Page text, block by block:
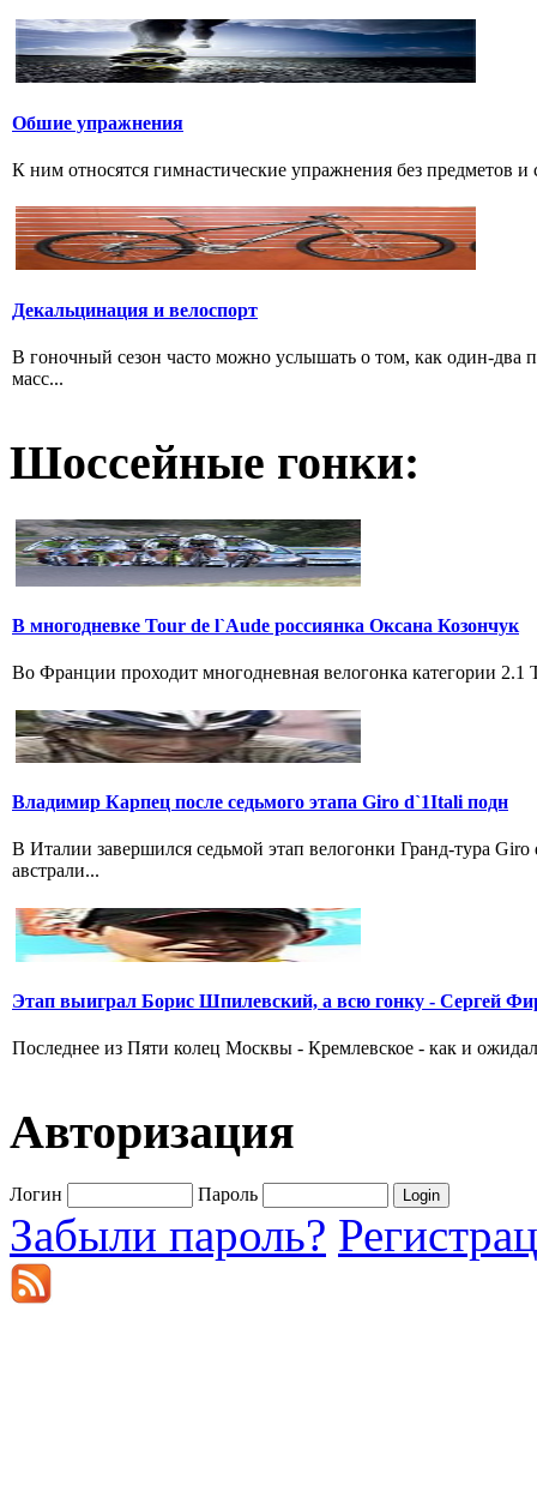
Обшие упражнения
К ним относятся гимнастические упражнения без предметов
Декальцинация и велоспорт
В гоночный сезон часто можно услышать о том, как один-два
масс...
Шоссейные гонки:
В многодневке Tour de l`Aude россиянка Оксана Козончук
Во Франции проходит многодневная велогонка категории
Владимир Карпец после седьмого этапа Giro d`1Itali подн
В Италии завершился седьмой этап велогонки Гранд-тура
австрали...
Этап выиграл Борис Шпилевский, а всю гонку - Сергей
Последнее из Пяти колец Москвы - Кремлевское - как и
Авторизация
Логин Пароль
Забыли пароль?